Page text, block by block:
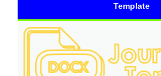
Template